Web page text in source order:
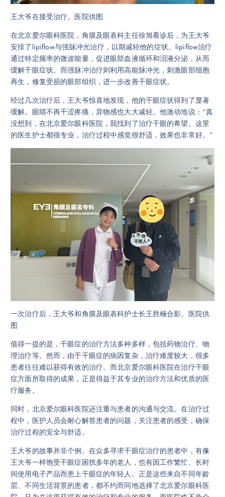
王大爷在接受治疗。医院供图
在北京爱尔眼科医院，角膜及眼表科主任徐旭看诊后，为王大爷
安排了lipiflow与强脉冲光治疗，以期减轻他的症状。lipiflow治疗
通过特定频率的微波能量，促进眼部血液循环和泪液分泌，从而
缓解干眼症状。而强脉冲治疗则利用高能脉冲光，刺激眼部细胞
再生，修复受损的眼部组织，进一步改善干眼症状。
经过几次治疗后，王大爷惊喜地发现，他的干眼症状得到了显著
缓解。眼睛不再干涩疼痛，异物感也大大减轻。他激动地说：“真
没想到，在北京爱尔眼科医院，我找到了治疗干眼的希望。这里
的医生护士都很专业，治疗过程中感觉很舒适，效果也非常好。”
一次治疗后，王大爷和角膜及眼表科护士长王胜楠合影。医院供
图
值得一提的是，干眼症的治疗方法多种多样，包括药物治疗、物
理治疗等。然而，由于干眼症的病因复杂，治疗难度较大，很多
患者往往难以获得有效的治疗。而北京爱尔眼科医院在治疗干眼
症方面所取得的成果，正是得益于其专业的治疗方法和优质的医
疗服务。
同时，北京爱尔眼科医院还注重与患者的沟通与交流。在治疗过
程中，医护人员会耐心解答患者的问题，关注患者的感受，确保
治疗过程的安全与舒适。
王大爷的故事并非个例。在众多寻求干眼症治疗的患者中，有像
王大爷一样饱受干眼症困扰多年的老人，也有因工作繁忙、长时
间使用电子产品而患上干眼症的年轻人。正是这些来自不同年龄
层、不同生活背景的患者，都不约而同地选择了北京爱尔眼科医